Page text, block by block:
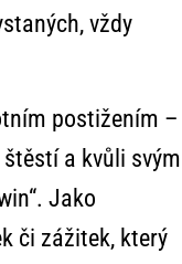
vždy
postižením –
a kvůli svým
Jako
či zážitek, který